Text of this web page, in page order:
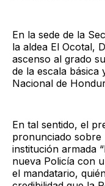
En la sede de la
la aldea El Ocotal,
ascenso al grado
de la escala básica
Nacional de
En tal sentido, el
pronunciado sobre
institución armada
nueva Policía con
el mandatario,